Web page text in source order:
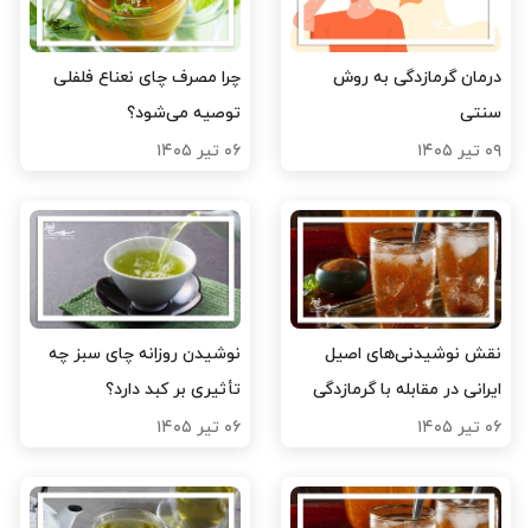
درمان گرمازدگی به روش
سنتی
۰۹ تیر ۱۴۰۵
چرا مصرف چای نعناع فلفلی
توصیه می‌شود؟
۰۶ تیر ۱۴۰۵
نقش نوشیدنی‌های اصیل
ایرانی در مقابله با گرمازدگی
۰۶ تیر ۱۴۰۵
نوشیدن روزانه چای سبز چه
تأثیری بر کبد دارد؟
۰۶ تیر ۱۴۰۵